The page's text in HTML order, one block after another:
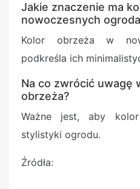
Jakie znaczenie ma
nowoczesnych
Kolor obrzeża w
podkreśla ich
Na co zwrócić uwagę
obrzeża?
Ważne jest, aby
stylistyki ogrodu.
Źródła: